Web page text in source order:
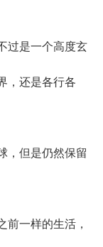
是一个高度玄
，还是各行各
但是仍然保留
一样的生活，